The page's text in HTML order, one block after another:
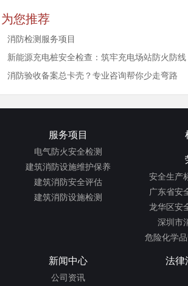
为您推荐
消防检测服务项目
新能源充电桩安全检查：筑牢充电场站防火防线
消防验收备案总卡壳？专业咨询帮你少走弯路
服务项目
电气防火安全检测
建筑消防设施维护保养
建筑消防安全评估
建筑消防设施检测
安全生产
广东省安
龙华区安
深圳市
危险化学
新闻中心
公司资讯
法律